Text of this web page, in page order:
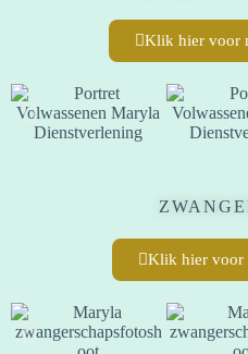
Klik hier voor
Klik hier voor